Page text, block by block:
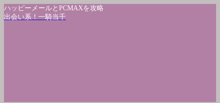
ハッピーメールとPCMAXを攻略
出会い系！一騎当千